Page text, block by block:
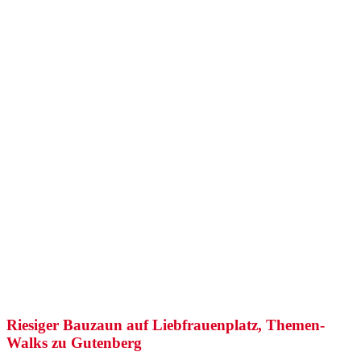
Riesiger Bauzaun auf Liebfrauenplatz, Themen-
Walks zu Gutenberg